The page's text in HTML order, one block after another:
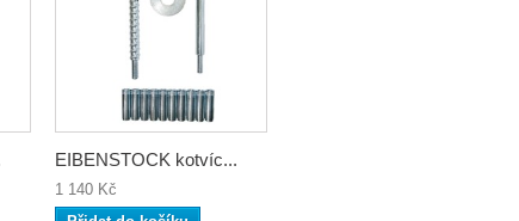
EIBENSTOCK kotvíc...
1 140 Kč